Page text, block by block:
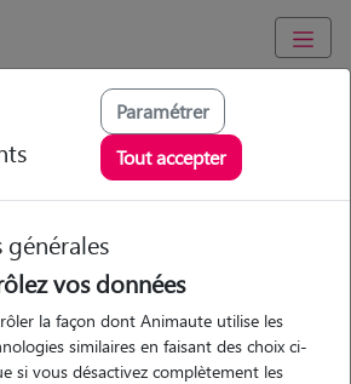
Calvados /Le Hom
Lilou - Petsitter à
ESPINS
Paramétrer
Tout accepter
vos données
la façon dont Animaute utilise les
similaires en faisant des choix ci-
si vous désactivez complètement les